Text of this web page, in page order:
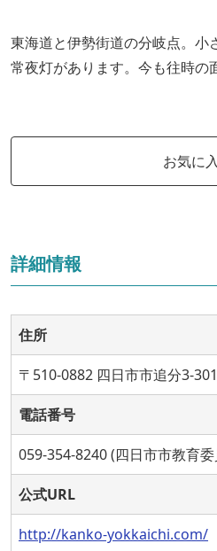
東海道と伊勢街道の分岐点。小
常夜灯があります。今も往時の
お気に
詳細情報
住所
〒510-0882 四日市市追分3-
電話番号
059-354-8240 (四日市市教育
公式URL
http://kanko-yokkaichi.com/